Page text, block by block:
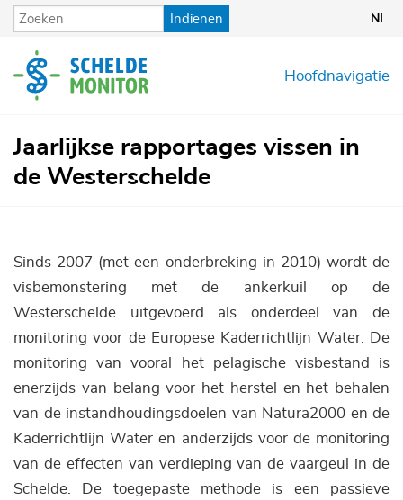
Overslaan
en
de
inhoud
Indienen NL
Hoofdnavigatie
Jaarlijkse rapportages vissen in
de Westerschelde
Sinds 2007 (met een onderbreking in 2010) wordt de
visbemonstering met de ankerkuil op de
Westerschelde uitgevoerd als onderdeel van de
monitoring voor de Europese Kaderrichtlijn Water. De
monitoring van vooral het pelagische visbestand is
enerzijds van belang voor het herstel en het behalen
van de instandhoudingsdoelen van Natura2000 en de
Kaderrichtlijn Water en anderzijds voor de monitoring
van de effecten van verdieping van de vaargeul in de
Schelde. De toegepaste methode is een passieve